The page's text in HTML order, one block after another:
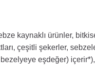
kaynaklı ürünler,
çeşitli şekerler,
eşdeğer)